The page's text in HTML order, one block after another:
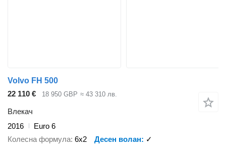
Volvo FH 500
22 110 €
18 950 GBP ≈ 43 310 лв.
Влекач
2016
Euro 6
Колесна формула 6x2 Десен волан ✓